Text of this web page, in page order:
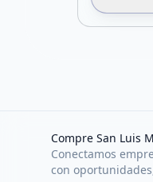
Compre San Luis
Conectamos
con